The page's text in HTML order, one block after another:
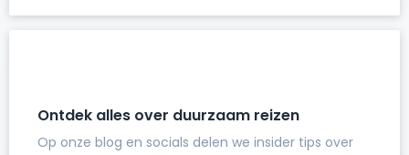
Ontdek alles over duurzaam reizen
Op onze blog en socials delen we insider tips over